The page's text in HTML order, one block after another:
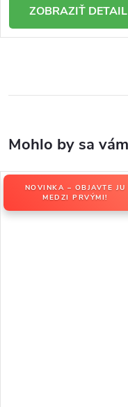
DETAIL
NOVINKA – OBJAVTE JU
MEDZI PRVÝMI!